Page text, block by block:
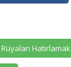
Rüyaları Hatırlamak